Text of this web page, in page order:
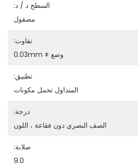
السطح د / د:
مصقول
تفاوت:
وضع ± 0.03mm
تطبيق:
المتداول تحمل مكونات
درجة:
الصف البصري دون فقاعة ، اللون
صلابة:
9.0